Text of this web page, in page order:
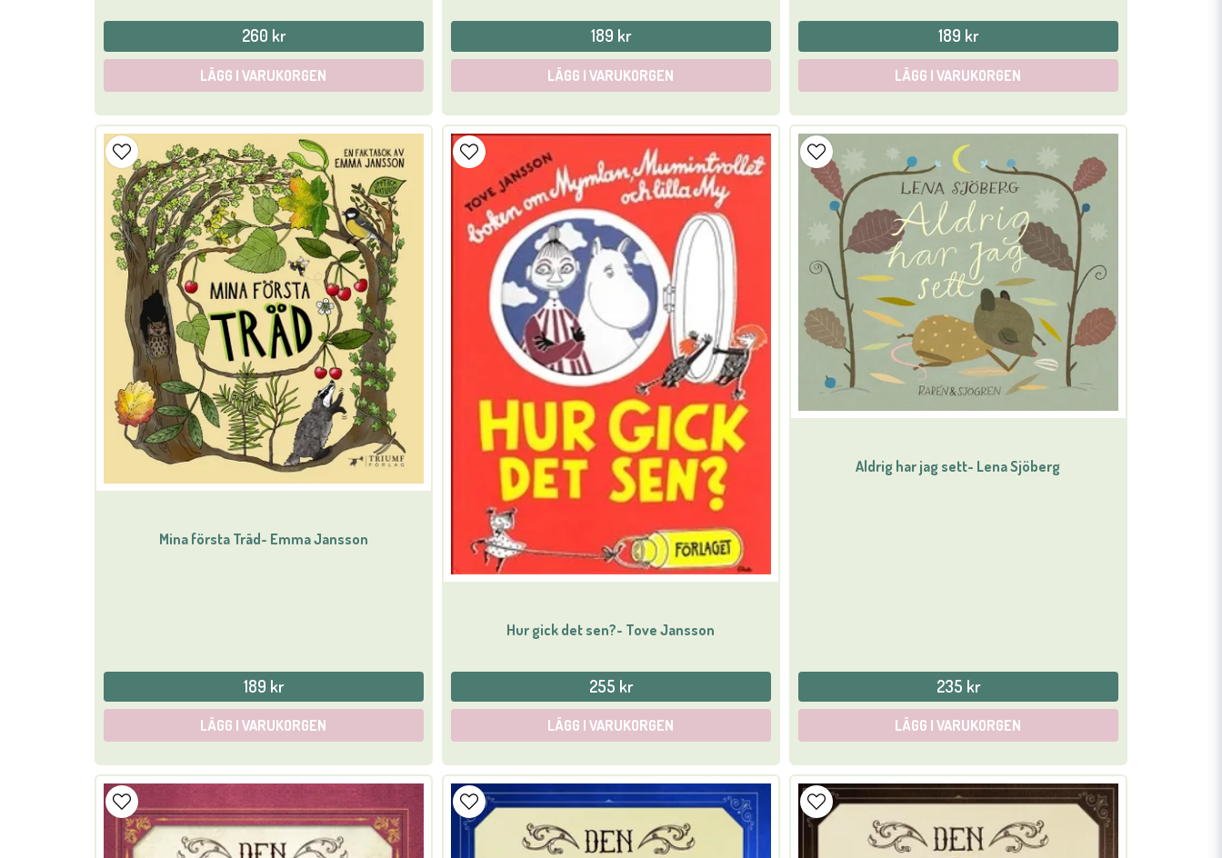
260 kr
LÄGG I VARUKORGEN
189 kr
LÄGG I VARUKORGEN
189 kr
LÄGG I VARUKORGEN
Mina första Träd- Emma Jansson
189 kr
LÄGG I VARUKORGEN
Hur gick det sen?- Tove Jansson
255 kr
LÄGG I VARUKORGEN
Aldrig har jag sett- Lena Sjöberg
235 kr
LÄGG I VARUKORGEN